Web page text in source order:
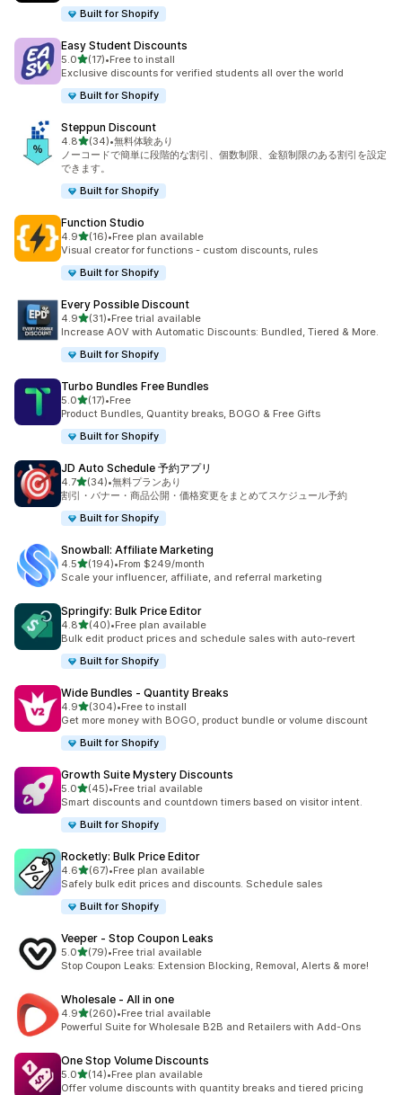
Built for Shopify
Easy Student Discounts
5.05つ星中
(17)
合計レビュー数：17件
•Free to install
Exclusive discounts for verified students all over the world
Built for Shopify
Steppun Discount
4.85つ星中
(34)
合計レビュー数：34件
•無料体験あり
ノーコードで簡単に段階的な割引、個数制限、金額制限のある割引を設定
できます。
Built for Shopify
Function Studio
4.95つ星中
(16)
合計レビュー数：16件
•Free plan available
Visual creator for functions - custom discounts, rules
Built for Shopify
Every Possible Discount
4.95つ星中
(31)
合計レビュー数：31件
•Free trial available
Increase AOV with Automatic Discounts: Bundled, Tiered & More.
Built for Shopify
Turbo Bundles Free Bundles
5.05つ星中
(17)
合計レビュー数：17件
•Free
Product Bundles, Quantity breaks, BOGO & Free Gifts
Built for Shopify
JD Auto Schedule 予約アプリ
4.75つ星中
(34)
合計レビュー数：34件
•無料プランあり
割引・バナー・商品公開・価格変更をまとめてスケジュール予約
Built for Shopify
Snowball: Affiliate Marketing
4.55つ星中
(194)
合計レビュー数：194件
•From $249/month
Scale your influencer, affiliate, and referral marketing
Springify: Bulk Price Editor
4.85つ星中
(40)
合計レビュー数：40件
•Free plan available
Bulk edit product prices and schedule sales with auto-revert
Built for Shopify
Wide Bundles ‑ Quantity Breaks
4.95つ星中
(304)
合計レビュー数：304件
•Free to install
Get more money with BOGO, product bundle or volume discount
Built for Shopify
Growth Suite Mystery Discounts
5.05つ星中
(45)
合計レビュー数：45件
•Free trial available
Smart discounts and countdown timers based on visitor intent.
Built for Shopify
Rocketly: Bulk Price Editor
4.65つ星中
(67)
合計レビュー数：67件
•Free plan available
Safely bulk edit prices and discounts. Schedule sales
Built for Shopify
Veeper ‑ Stop Coupon Leaks
5.05つ星中
(79)
合計レビュー数：79件
•Free trial available
Stop Coupon Leaks: Extension Blocking, Removal, Alerts & more!
Wholesale ‑ All in one
4.95つ星中
(260)
合計レビュー数：260件
•Free trial available
Powerful Suite for Wholesale B2B and Retailers with Add-Ons
One Stop Volume Discounts
5.05つ星中
(14)
合計レビュー数：14件
•Free plan available
Offer volume discounts with quantity breaks and tiered pricing